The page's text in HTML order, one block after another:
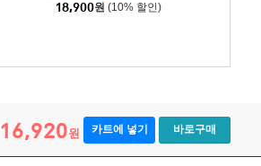
18,900원 (10% 할인)
16,920원 카트에 넣기 바로구매